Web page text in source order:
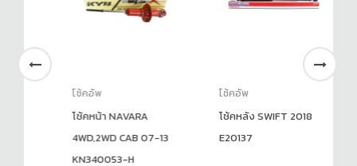
โช้คอัพ
โช้คหน้า NAVARA
4WD,2WD CAB 07-13
KN340053-H
โช้คอัพ
โช้คหลัง SWIFT 2018
E20137